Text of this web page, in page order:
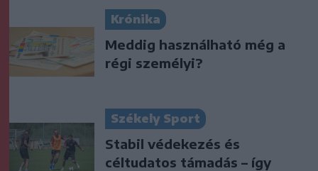
Krónika
Meddig használható még a
régi személyi?
Székely Sport
Stabil védekezés és
céltudatos támadás – így